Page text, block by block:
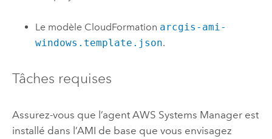
Le modèle CloudFormation arcgis-ami-
windows.template.json.
Tâches requises
Assurez-vous que l’agent AWS Systems Managerest
installé dans l’AMI de base que vous envisagez